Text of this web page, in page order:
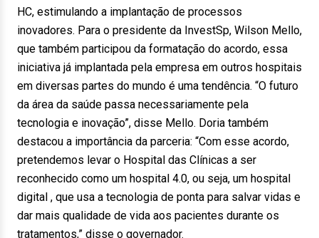
HC, estimulando a implantação de processos
inovadores. Para o presidente da InvestSp, Wilson Mello,
que também participou da formatação do acordo, essa
iniciativa já implantada pela empresa em outros hospitais
em diversas partes do mundo é uma tendência. “O futuro
da área da saúde passa necessariamente pela
tecnologia e inovação”, disse Mello. Doria também
destacou a importância da parceria: “Com esse acordo,
pretendemos levar o Hospital das Clínicas a ser
reconhecido como um hospital 4.0, ou seja, um hospital
digital , que usa a tecnologia de ponta para salvar vidas e
dar mais qualidade de vida aos pacientes durante os
tratamentos,” disse o governador.